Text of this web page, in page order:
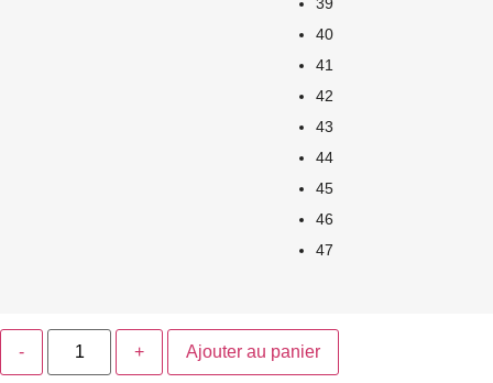
40
41
42
43
44
45
46
47
Ajouter au panier